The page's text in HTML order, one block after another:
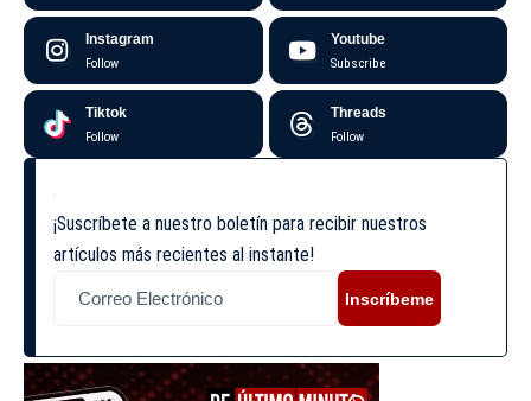
Instagram
Follow
Youtube
Subscribe
Tiktok
Follow
Threads
Follow
¡Suscríbete a nuestro boletín para recibir nuestros
artículos más recientes al instante!
Inscríbeme